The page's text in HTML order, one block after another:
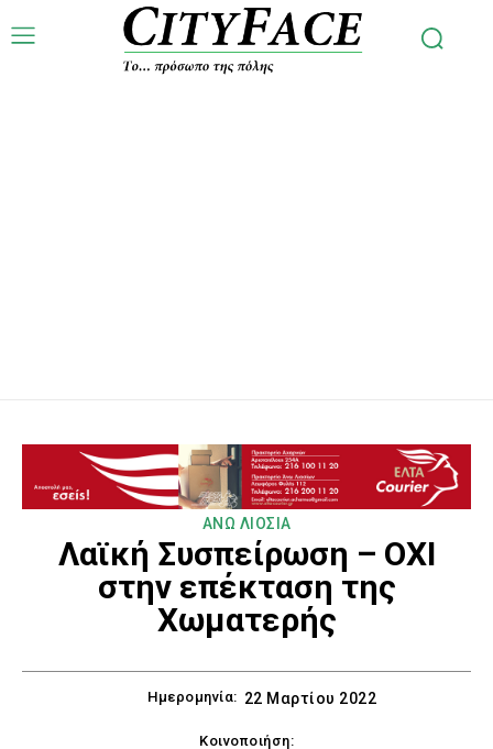
ΑΝΩ ΛΙΟΣΙΑ
Λαϊκή Συσπείρωση – ΟΧΙ
στην επέκταση της
Χωματερής
Ημερομηνία: 22 Μαρτίου 2022
Κοινοποιήση: